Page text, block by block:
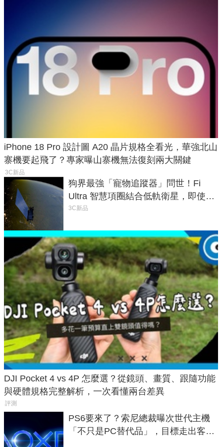
iPhone 18 Pro 設計圖 A20 晶片規格全看光，華強北山
寨機要起飛了？專家曝山寨機無法復刻兩大關鍵
3C新品
狗界最強「寵物追蹤器」問世！Fi
Ultra 智慧項圈結合低軌衛星，即使在
密林山谷也能精準找回愛犬
3C新品
DJI Pocket 4 vs 4P 怎麼選？從鏡頭、畫質、跟隨功能
與硬體規格完整解析，一次看懂兩台差異
評測
PS6要來了？索尼總裁曝次世代主機
「不只是PC替代品」，目標走出客